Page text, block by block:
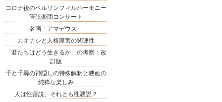
コロナ後のベルリンフィルハーモニー
管弦楽団コンサート
名画「アマデウス」
カオナシと人格障害の関連性
「君たちはどう生きるか」の考察：改
訂版
千と千尋の神隠しの特殊解釈と映画の
純粋な楽しみ
人は性善説、それとも性悪説？